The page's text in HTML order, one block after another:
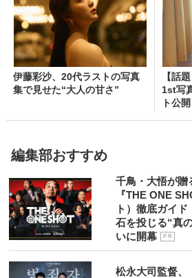
伊藤彩沙、20代ラストの写真
集で見せた“大人の甘さ”
【話
1st写
ト公開
編集部おすすめ
千鳥・大悟が贈
『THE ONE
ト）徹底ガイ
石を投じる“真
いに開幕
P R
松永大司監督、